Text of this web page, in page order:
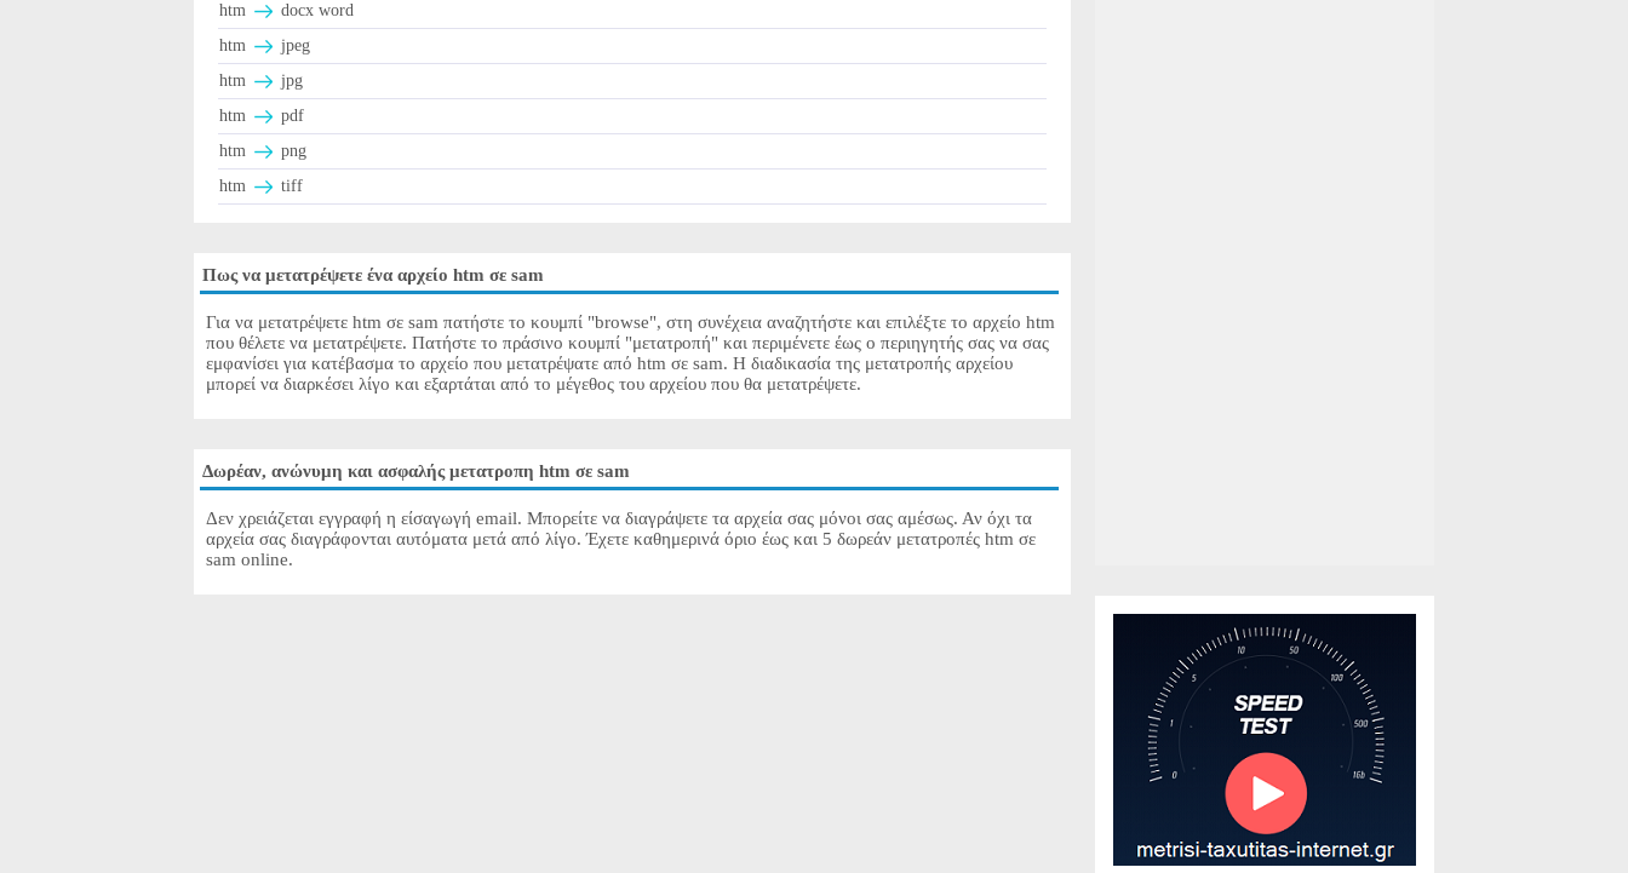
htm
docx word
htm
jpeg
htm
jpg
htm
pdf
htm
png
htm
tiff
Πως να μετατρέψετε ένα αρχείο htm σε sam
Για να μετατρέψετε htm σε sam πατήστε το κουμπί "browse", στη συνέχεια αναζητήστε και επιλέξτε το αρχείο htm
που θέλετε να μετατρέψετε. Πατήστε το πράσινο κουμπί "μετατροπή" και περιμένετε έως ο περιηγητής σας να σας
εμφανίσει για κατέβασμα το αρχείο που μετατρέψατε από htm σε sam. Η διαδικασία της μετατροπής αρχείου
μπορεί να διαρκέσει λίγο και εξαρτάται από το μέγεθος του αρχείου που θα μετατρέψετε.
Δωρέαν, ανώνυμη και ασφαλής μετατροπη htm σε sam
Δεν χρειάζεται εγγραφή η είσαγωγή email. Μπορείτε να διαγράψετε τα αρχεία σας μόνοι σας αμέσως. Αν όχι τα
αρχεία σας διαγράφονται αυτόματα μετά από λίγο. Έχετε καθημερινά όριο έως και 5 δωρεάν μετατροπές htm σε
sam online.